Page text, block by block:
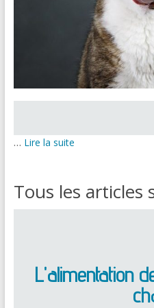
… Lire la suite
Tous les articles
L'alimentation